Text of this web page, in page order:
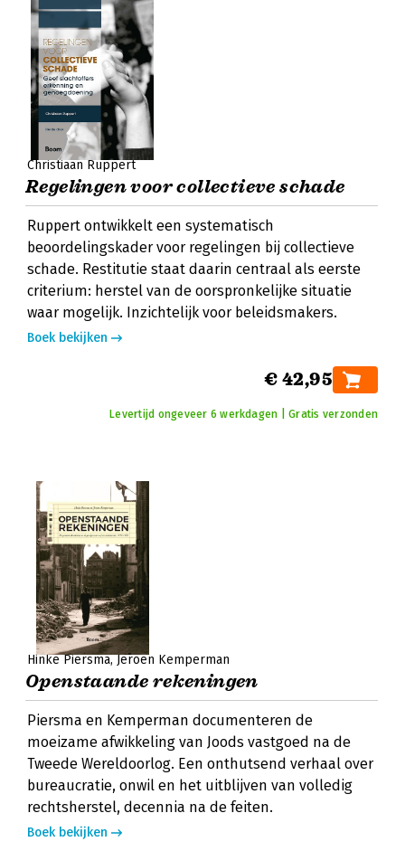
Christiaan Ruppert
Regelingen voor collectieve schade
Ruppert ontwikkelt een systematisch
beoordelingskader voor regelingen bij collectieve
schade. Restitutie staat daarin centraal als eerste
criterium: herstel van de oorspronkelijke situatie
waar mogelijk. Inzichtelijk voor beleidsmakers.
Boek bekijken
€ 42,95
Levertijd ongeveer 6 werkdagen | Gratis verzonden
Hinke Piersma Jeroen Kemperman
Openstaande rekeningen
Piersma en Kemperman documenteren de
moeizame afwikkeling van Joods vastgoed na de
Tweede Wereldoorlog. Een onthutsend verhaal over
bureaucratie, onwil en het uitblijven van volledig
rechtsherstel, decennia na de feiten.
Boek bekijken